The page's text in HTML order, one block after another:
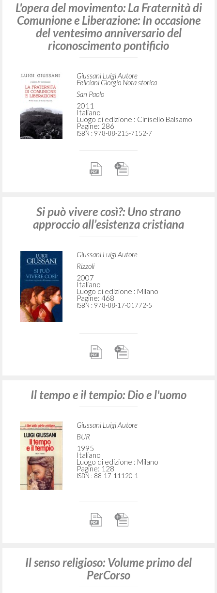
L'opera del movimento: La Fraternità di
Comunione e Liberazione: In occasione
del ventesimo anniversario del
riconoscimento pontificio
Giussani Luigi Autore
Feliciani Giorgio Nota storica
San Paolo
2011
Italiano
Luogo di edizione : Cinisello Balsamo
Pagine: 286
ISBN : 978-88-215-7152-7
Si può vivere così?: Uno strano
approccio all’esistenza cristiana
Giussani Luigi Autore
Rizzoli
2007
Italiano
Luogo di edizione : Milano
Pagine: 468
ISBN : 978-88-17-01772-5
Il tempo e il tempio: Dio e l'uomo
Giussani Luigi Autore
BUR
1995
Italiano
Luogo di edizione : Milano
Pagine: 128
ISBN : 88-17-11120-1
Il senso religioso: Volume primo del
PerCorso